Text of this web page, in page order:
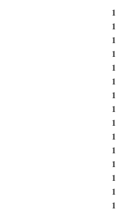
1
1
1
1
1
1
1
1
1
1
1
1
1
1
1